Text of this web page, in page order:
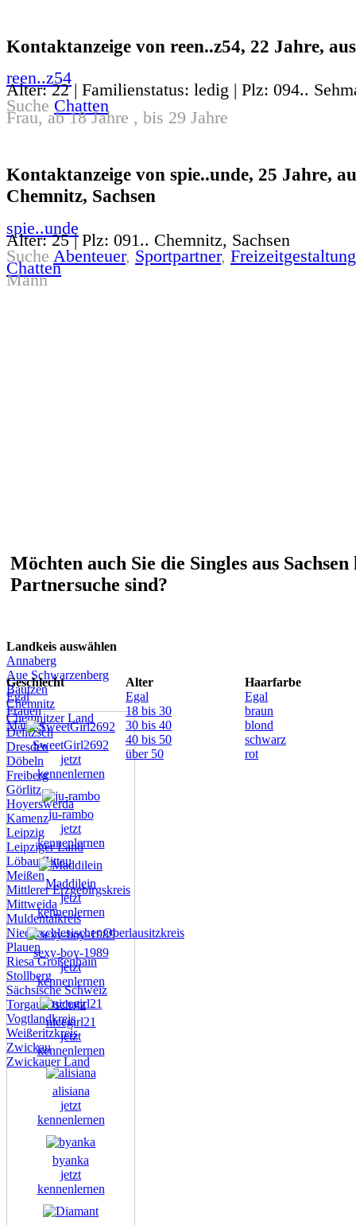
Kontaktanzeige von reen..z54, 22 Jahre,
reen..z54
Alter: 22 | Familienstatus: ledig | Plz: 094..
Suche Chatten
Frau, ab 18 Jahre , bis 29 Jahre
Kontaktanzeige von spie..unde, 25 Jahre,
Chemnitz, Sachsen
spie..unde
Alter: 25 | Plz: 091.. Chemnitz, Sachsen
Suche Abenteuer, Sportpartner, Freizeitgestaltung
Chatten
Mann
Möchten auch Sie die Singles aus
Partnersuche sind?
Landkeis auswählen
Annaberg
Aue Schwarzenberg
Bautzen
Chemnitz
Chemnitzer Land
Delitzsch
Dresden
Döbeln
Freiberg
Görlitz
Hoyerswerda
Kamenz
Leipzig
Leipziger Land
Löbau Zittau
Meißen
Mittlerer Erzgebirgskreis
Mittweida
Muldentalkreis
Niederschlesischer Oberlausitzkreis
Plauen
Riesa Großenhain
Stollberg
Sächsische Schweiz
Torgau Oschatz
Vogtlandkreis
Weißeritzkreis
Zwickau
Zwickauer Land
Geschlecht
Egal
Frauen
Männer
Alter
Egal
18 bis 30
30 bis 40
40 bis 50
über 50
Haarfarbe
Egal
braun
blond
schwarz
rot
SweetGirl2692
jetzt
kennenlernen
ju-rambo
jetzt
kennenlernen
Maddilein
jetzt
kennenlernen
sexy-boy-1989
jetzt
kennenlernen
nicegirl21
jetzt
kennenlernen
alisiana
jetzt
kennenlernen
byanka
jetzt
kennenlernen